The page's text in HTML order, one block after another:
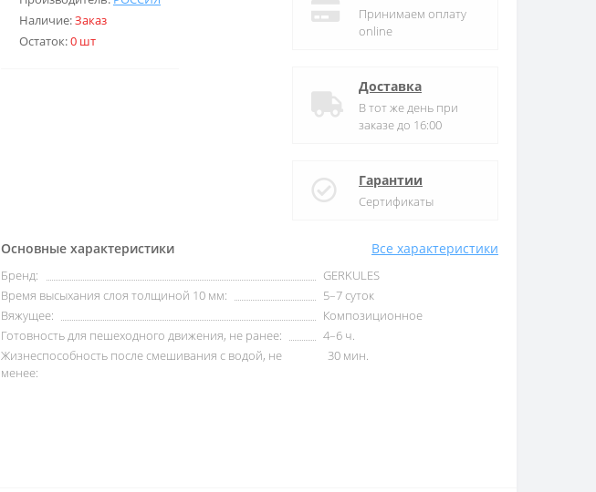
Наличие:Заказ
Остаток:0 шт
Принимаем оплату
online
Доставка
В тот же день при
заказе до 16:00
Гарантии
Сертификаты
Основные характеристики Все характеристики
Бренд:
GERKULES
Время высыхания слоя толщиной 10 мм:
5–7 суток
Вяжущее:
Композиционное
Готовность для пешеходного движения, не ранее:
4–6 ч.
Жизнеспособность после смешивания с водой, не
менее:
30 мин.